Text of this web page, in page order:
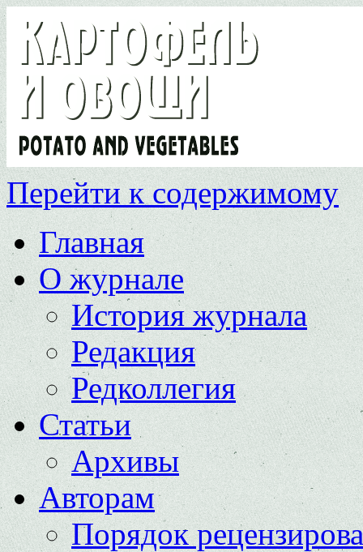
Перейти к содержимому
Главная
О журнале
История журнала
Редакция
Редколлегия
Статьи
Архивы
Авторам
Порядок